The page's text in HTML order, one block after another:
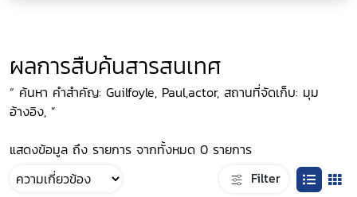
ผลการสืบค้นสารสนเทศ
“ ค้นหา คำสำคัญ: Guilfoyle, Paul,actor, สถานที่จัดเก็บ: มุม
อ้างอิง, ”
แสดงข้อมูล ถึง รายการ จากทั้งหมด 0 รายการ
Filter